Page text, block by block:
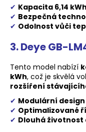
✔ Kapacita 6,14
✔ Bezpečná
✔ Odolnost vůči
3.Deye GB-
Tento model nabízí
kWh, což je skvělá
rozšíření
✔ Modulární
✔ Optimalizované
✔ Dlouhá životnost